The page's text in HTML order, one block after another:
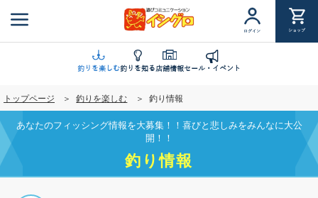
ン
に
移
動
ログイン ショップ
釣りを楽しむ釣りを知る店舗情報セール・イベント
トップページ 釣りを楽しむ 釣り情報
あなたのフィッシング情報を大募集！！喜びと悲しみをみんなに大公
開！！
釣り情報